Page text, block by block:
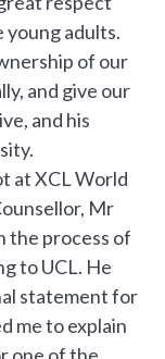
young adults.
of our
and give our
and his
at XCL World
Mr
the process of
to UCL. He
statement for
me to explain